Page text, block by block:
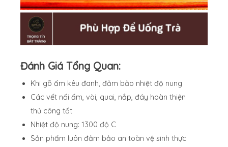
Đánh Giá Tổng Quan:
Khi gõ ấm kêu đanh, đảm bảo nhiệt độ nung
Các vết nối ấm, vòi, quai, nắp, đáy hoàn thiện
thủ công tốt
Nhiệt độ nung: 1300 độ C
Sản phẩm luôn đảm bảo an toàn vệ sinh thực